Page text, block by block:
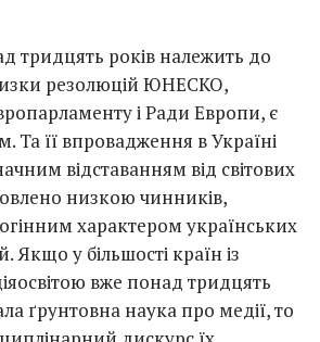
тридцять років належить до
резолюцій ЮНЕСКО,
і Ради Европи, є
Та її впровадження в Україні
відставанням від світових
низкою чинників,
характером українських
Якщо у більшості країн із
вже понад тридцять
ґрунтовна наука про медії, то